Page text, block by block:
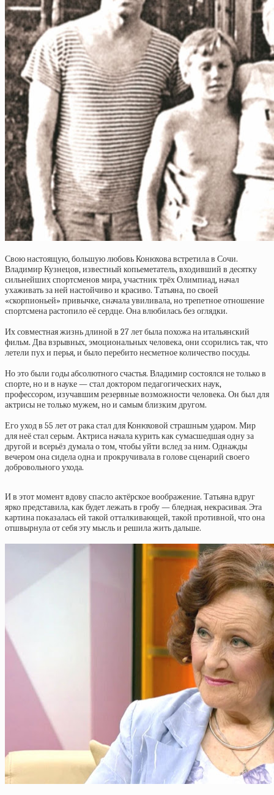
Свою настоящую, большую любовь Конюхова встретила в Сочи.
Владимир Кузнецов, известный копьеметатель, входивший в десятку
сильнейших спортсменов мира, участник трёх Олимпиад, начал
ухаживать за ней настойчиво и красиво. Татьяна, по своей
«скорпионьей» привычке, сначала увиливала, но трепетное отношение
спортсмена растопило её сердце. Она влюбилась без оглядки.
Их совместная жизнь длиной в 27 лет была похожа на итальянский
фильм. Два взрывных, эмоциональных человека, они ссорились так, что
летели пух и перья, и было перебито несметное количество посуды.
Но это были годы абсолютного счастья. Владимир состоялся не только в
спорте, но и в науке — стал доктором педагогических наук,
профессором, изучавшим резервные возможности человека. Он был для
актрисы не только мужем, но и самым близким другом.
Его уход в 55 лет от рака стал для Конюховой страшным ударом. Мир
для неё стал серым. Актриса начала курить как сумасшедшая одну за
другой и всерьёз думала о том, чтобы уйти вслед за ним. Однажды
вечером она сидела одна и прокручивала в голове сценарий своего
добровольного ухода.
И в этот момент вдову спасло актёрское воображение. Татьяна вдруг
ярко представила, как будет лежать в гробу — бледная, некрасивая. Эта
картина показалась ей такой отталкивающей, такой противной, что она
отшвырнула от себя эту мысль и решила жить дальше.